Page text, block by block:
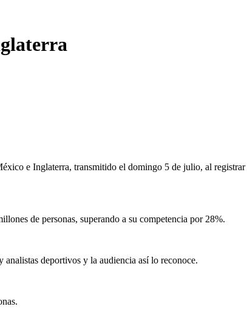
e Inglaterra, transmitido el domingo 5 de julio, al
de personas, superando a su competencia por 28%.
deportivos y la audiencia así lo reconoce.